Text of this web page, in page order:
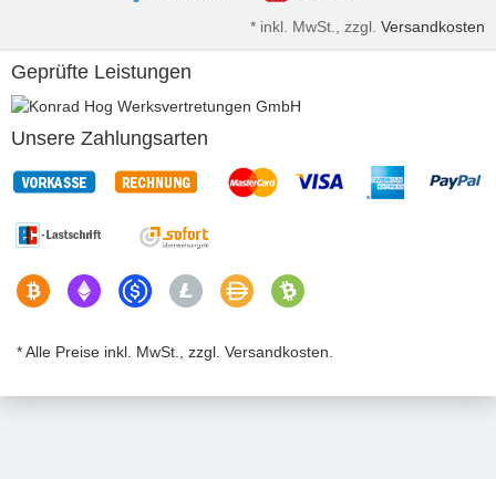
* inkl. MwSt., zzgl. Versandkosten
Geprüfte Leistungen
Unsere Zahlungsarten
* Alle Preise inkl. MwSt., zzgl. Versandkosten.